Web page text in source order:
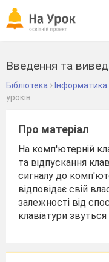
Введення та
Бібліотека Інформатика
уроків
Про матеріал
На комп'ютерній
та відпускання
сигналу до
відповідає свій
залежності від
клавіатури